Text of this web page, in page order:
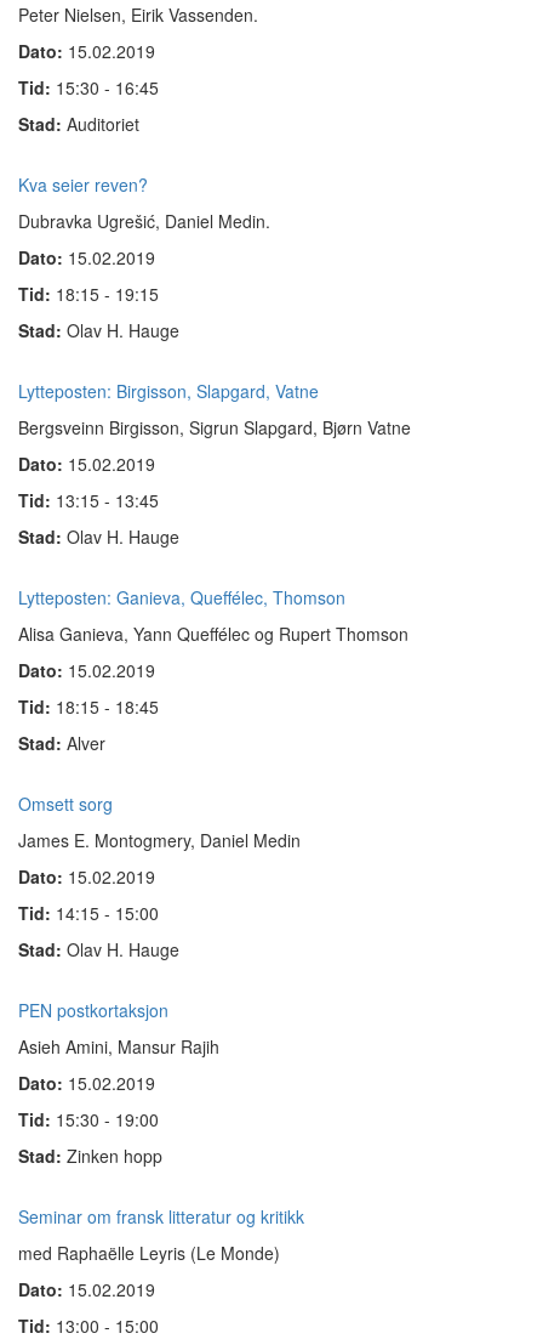
Peter Nielsen, Eirik Vassenden.
Dato: 15.02.2019
Tid: 15:30 - 16:45
Stad: Auditoriet
Kva seier reven?
Dubravka Ugrešić, Daniel Medin.
Dato: 15.02.2019
Tid: 18:15 - 19:15
Stad: Olav H. Hauge
Lytteposten: Birgisson, Slapgard, Vatne
Bergsveinn Birgisson, Sigrun Slapgard, Bjørn Vatne
Dato: 15.02.2019
Tid: 13:15 - 13:45
Stad: Olav H. Hauge
Lytteposten: Ganieva, Queffélec, Thomson
Alisa Ganieva, Yann Queffélec og Rupert Thomson
Dato: 15.02.2019
Tid: 18:15 - 18:45
Stad: Alver
Omsett sorg
James E. Montogmery, Daniel Medin
Dato: 15.02.2019
Tid: 14:15 - 15:00
Stad: Olav H. Hauge
PEN postkortaksjon
Asieh Amini, Mansur Rajih
Dato: 15.02.2019
Tid: 15:30 - 19:00
Stad: Zinken hopp
Seminar om fransk litteratur og kritikk
med Raphaëlle Leyris (Le Monde)
Dato: 15.02.2019
Tid: 13:00 - 15:00